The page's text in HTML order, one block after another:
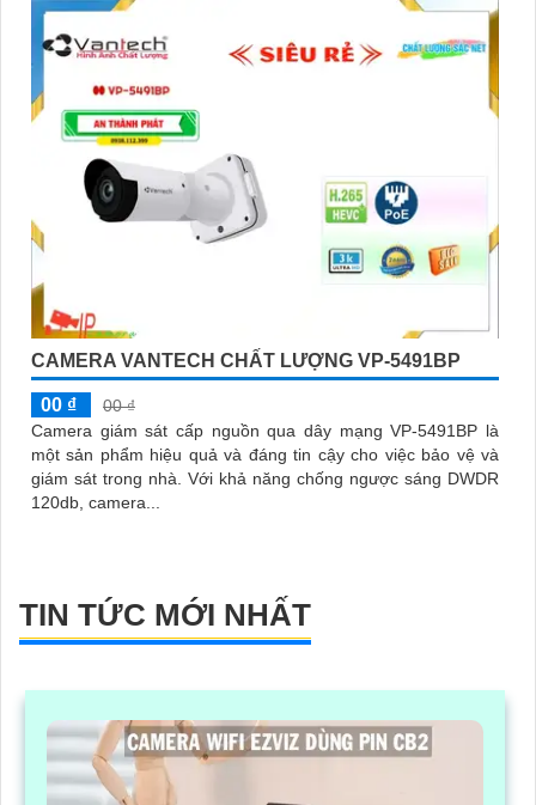
CAMERA VANTECH CHẤT LƯỢNG VP-5491BP
00 ₫
00 ₫
Camera giám sát cấp nguồn qua dây mạng VP-5491BP là
một sản phẩm hiệu quả và đáng tin cậy cho việc bảo vệ và
giám sát trong nhà. Với khả năng chống ngược sáng DWDR
120db, camera...
TIN TỨC MỚI NHẤT